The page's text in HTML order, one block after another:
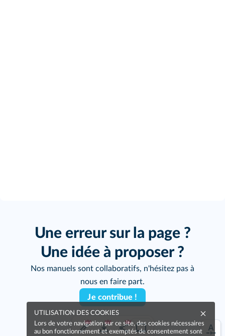
Une erreur sur la page ?
Une idée à proposer ?
Nos manuels sont collaboratifs, n'hésitez pas à
nous en faire part.
Je contribue !
UTILISATION DES COOKIES
Lors de votre navigation sur ce site, des cookies nécessaires
au bon fonctionnement et exemptés de consentement sont